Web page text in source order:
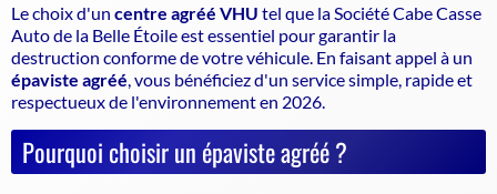
Le choix d'un centre agréé VHU tel que la Société Cabe Casse
Auto de la Belle Étoile est essentiel pour garantir la
destruction conforme de votre véhicule . En faisant appel à un
épaviste agréé , vous bénéficiez d'un service simple, rapide et
respectueux de l'environnement en 2026.
Pourquoi choisir un épaviste agréé ?